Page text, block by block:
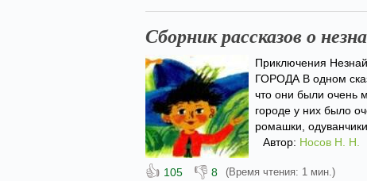
Сборник рассказов о
Приключения
ГОРОДА В одном
что они были очень
городе у них было
ромашки,
Автор: Носов Н. Н.
👍 105 👎 8 (Время чтения: 1 мин.)